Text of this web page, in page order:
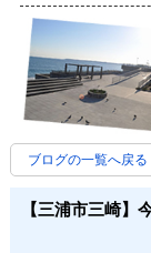
ブログの一覧へ戻る
【三浦市三崎